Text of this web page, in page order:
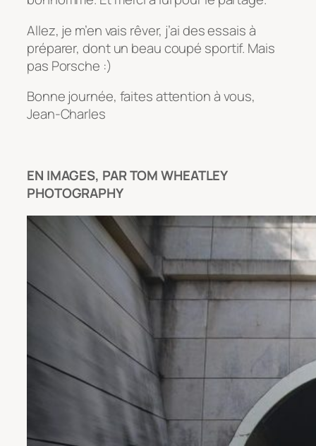
Allez, je m’en vais rêver, j’ai des essais à
préparer, dont un beau coupé sportif. Mais
pas Porsche :)
Bonne journée, faites attention à vous,
Jean-Charles
EN IMAGES, PAR TOM WHEATLEY
PHOTOGRAPHY